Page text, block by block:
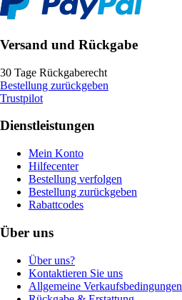
Versand und Rückgabe
30 Tage Rückgaberecht
Bestellung zurückgeben
Trustpilot
Dienstleistungen
Mein Konto
Hilfecenter
Bestellung verfolgen
Bestellung zurückgeben
Rabattcodes
Über uns
Über uns?
Kontaktieren Sie uns
Allgemeine Verkaufsbedingungen